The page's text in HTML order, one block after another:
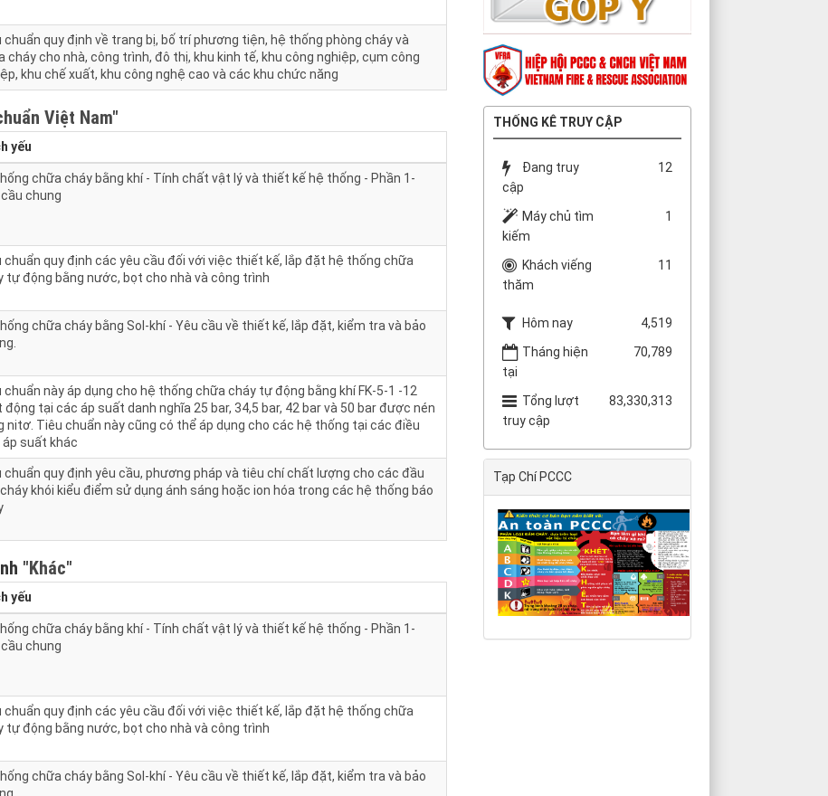
chuẩn quy định về trang bị, bố trí phương tiện, hệ thống phòng cháy và
cháy cho nhà, công trình, đô thị, khu kinh tế, khu công nghiệp, cụm công
khu chế xuất, khu công nghệ cao và các khu chức năng
Việt Nam"
yếu
chữa cháy bằng khí - Tính chất vật lý và thiết kế hệ thống - Phần 1-
chung
chuẩn quy định các yêu cầu đối với việc thiết kế, lắp đặt hệ thống chữa
tự động bằng nước, bọt cho nhà và công trình
chữa cháy bằng Sol-khí - Yêu cầu về thiết kế, lắp đặt, kiểm tra và bảo
chuẩn này áp dụng cho hệ thống chữa cháy tự động bằng khí FK-5-1 -12
động tại các áp suất danh nghĩa 25 bar, 34,5 bar, 42 bar và 50 bar được nén
nitơ. Tiêu chuẩn này cũng có thể áp dụng cho các hệ thống tại các điều
áp suất khác
chuẩn quy định yêu cầu, phương pháp và tiêu chí chất lượng cho các đầu
khói kiểu điểm sử dụng ánh sáng hoặc ion hóa trong các hệ thống báo
"Khác"
yếu
chữa cháy bằng khí - Tính chất vật lý và thiết kế hệ thống - Phần 1-
chung
chuẩn quy định các yêu cầu đối với việc thiết kế, lắp đặt hệ thống chữa
tự động bằng nước, bọt cho nhà và công trình
chữa cháy bằng Sol-khí - Yêu cầu về thiết kế, lắp đặt, kiểm tra và bảo
THỐNG KÊ TRUY CẬP
Đang truy
cập
12
Máy chủ tìm
kiếm
1
Khách viếng
thăm
11
Hôm nay
4,519
Tháng hiện
tại
70,789
Tổng lượt
truy cập
83,330,313
Tạp Chí PCCC